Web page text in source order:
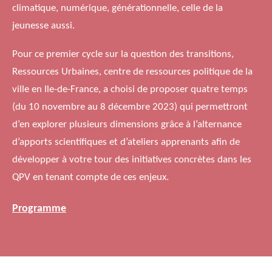
climatique, numérique, générationnelle, celle de la
jeunesse aussi.
Pour ce premier cycle sur la question des transitions,
Ressources Urbaines, centre de ressources politique de la
ville en Ile-de-France, a choisi de proposer quatre temps
(du 10 novembre au 8 décembre 2023) qui permettront
d’en explorer plusieurs dimensions grâce à l’alternance
d’apports scientifiques et d’ateliers apprenants afin de
développer à votre tour des initiatives concrètes dans les
QPV en tenant compte de ces enjeux.
Programme